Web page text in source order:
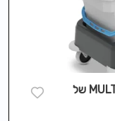
עגלת ניקיון קומפקטית MULTI-MATIC MM1 של